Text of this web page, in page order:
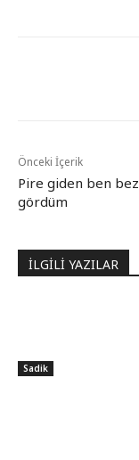
Önceki İçerik
Pire giden ben
gördüm
İLGİLİ YAZILAR
Sadik